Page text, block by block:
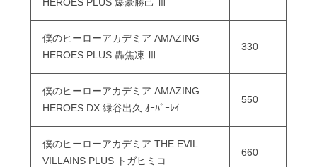
HEROES PLUS 爆豪勝己 Ⅲ
僕のヒーローアカデミア AMAZING
HEROES PLUS 轟焦凍 Ⅲ
330
僕のヒーローアカデミア AMAZING
HEROES DX 緑谷出久 ｵｰﾊﾞｰﾚｲ
550
僕のヒーローアカデミア THE EVIL
VILLAINS PLUS トガヒミコ
660